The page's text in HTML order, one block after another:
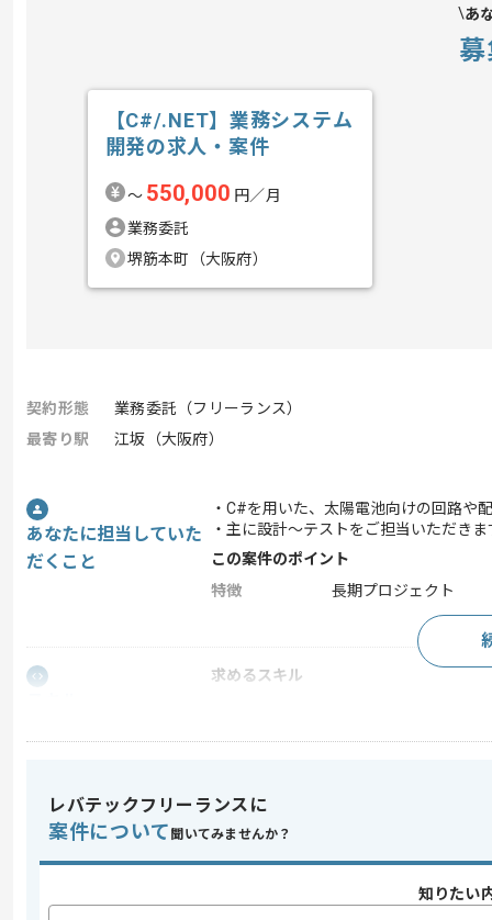
あ
【C#/.NET】業務システム
開発の求人・案件
〜 550,000 円／月
業務委託
堺筋本町（大阪府）
契約形態
業務委託（フリーランス）
最寄り駅
江坂（大阪府）
あなたに担当していた
だくこと
・C#を用いた、太陽電池向けの回路や
・主に設計～テストをご担当いただきま
この案件のポイント
特徴
長期プロジェクト
求めるスキル
歓迎スキル
スキルに不安がある方へ
上記に似た経験やスキルをお持ちであれば申
レバテックフリーランスに
案件について 聞いてみませんか？
知りたい